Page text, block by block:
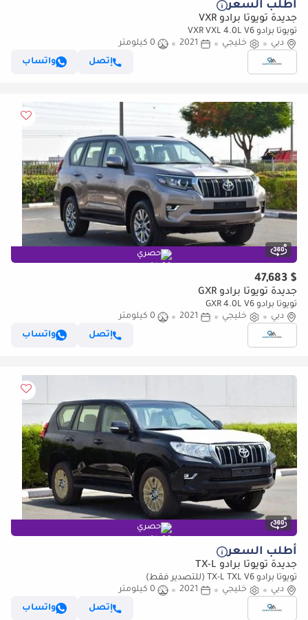
أطلب السعر
جديدة تويوتا برادو VXR
تويوتا برادو VXR VXL 4.0L V6
دبي
خليجي 2021
0 كيلومتر
إتصل
واتساب
حصري
$ 47,683
جديدة تويوتا برادو GXR
تويوتا برادو GXR 4.0L V6
دبي
خليجي 2021
0 كيلومتر
إتصل
واتساب
حصري
أطلب السعر
جديدة تويوتا برادو TX-L
تويوتا برادو TX-L TXL V6 (للتصدير فقط)
دبي
خليجي 2021
0 كيلومتر
إتصل
واتساب